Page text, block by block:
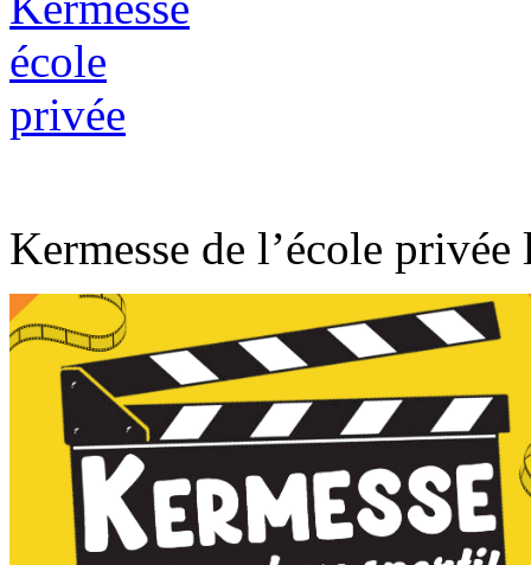
Kermesse de l’école privée